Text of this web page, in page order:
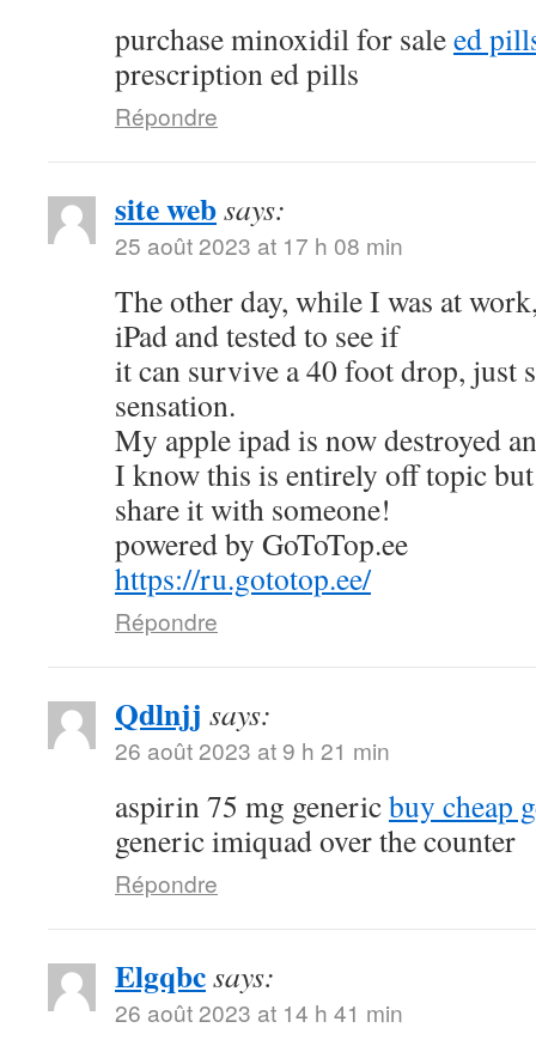
purchase minoxidil for saleed
prescription ed pills
Répondre
site websays:
25 août 2023 at 17 h 08 min
The other day, while I was at
iPad and tested to see if
it can survive a 40 foot drop, just
sensation.
My apple ipad is now destroyed
I know this is entirely off topic
share it with someone!
powered by GoToTop.ee
https://ru.gototop.ee/
Répondre
Qdlnjj says:
26 août 2023 at 9 h 21 min
aspirin 75 mg genericbuy cheap
generic imiquad over the counter
Répondre
Elgqbcsays:
26 août 2023 at 14 h 41 min